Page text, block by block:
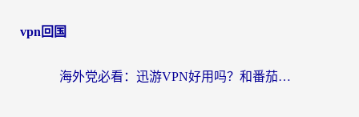
vpn回国
海外党必看：迅游VPN好用吗？和番茄加速器VPN对比哪个回国效果更好？